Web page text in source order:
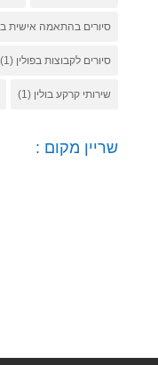
סיורים בהתאמה אישית
סיורים לקבוצות בפולין (1)
שירותי קרקע בולין (1)
שריין מקום :